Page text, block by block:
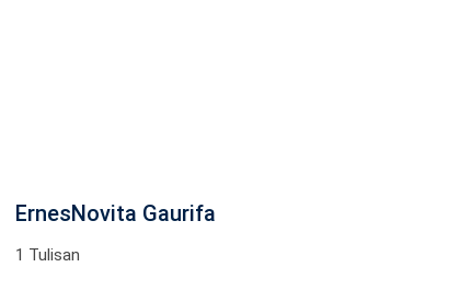
ErnesNovita Gaurifa
1 Tulisan